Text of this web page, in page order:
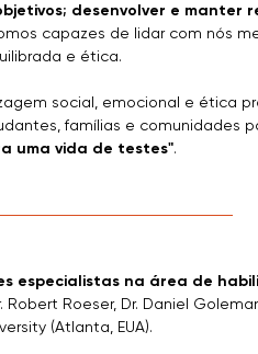
desenvolver e manter
capazes de lidar com nós
e ética.
social, emocional e ética
famílias e comunidades
uma vida de testes".
especialistas na área de
Robert Roeser, Dr. Daniel
(Atlanta, EUA).